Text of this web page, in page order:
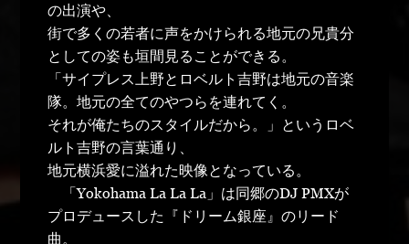
の出演や、
街で多くの若者に声をかけられる地元の兄貴分
としての姿も垣間見ることができる。
「サイプレス上野とロベルト吉野は地元の音楽
隊。地元の全てのやつらを連れてく。
それが俺たちのスタイルだから。」というロベ
ルト吉野の言葉通り、
地元横浜愛に溢れた映像となっている。
「Yokohama La La La」は同郷のDJ PMXが
プロデュースした『ドリーム銀座』のリード
曲。